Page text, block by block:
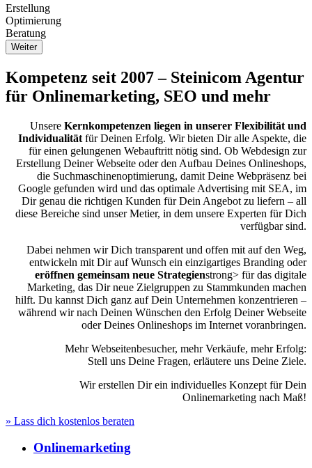
Erstellung
Erstellung
Optimierung
Optimierung
Bertaung
Beratung
Kompetenz seit 2007 – Steinicom Agentur
für Onlinemarketing, SEO und mehr
Unsere Kernkompetenzen liegen in unserer Flexibilität und
Individualität für Deinen Erfolg. Wir bieten Dir alle Aspekte, die
für einen gelungenen Webauftritt nötig sind. Ob Webdesign zur
Erstellung Deiner Webseite oder den Aufbau Deines Onlineshops,
die Suchmaschinenoptimierung, damit Deine Webpräsenz bei
Google gefunden wird und das optimale Advertising mit SEA, im
Dir genau die richtigen Kunden für Dein Angebot zu liefern – all
diese Bereiche sind unser Metier, in dem unsere Experten für Dich
verfügbar sind.
Dabei nehmen wir Dich transparent und offen mit auf den Weg,
entwickeln mit Dir auf Wunsch ein einzigartiges Branding oder
eröffnen gemeinsam neue Strategienstrong> für das digitale
Marketing, das Dir neue Zielgruppen zu Stammkunden machen
hilft. Du kannst Dich ganz auf Dein Unternehmen konzentrieren –
während wir nach Deinen Wünschen den Erfolg Deiner Webseite
oder Deines Onlineshops im Internet voranbringen.
Mehr Webseitenbesucher, mehr Verkäufe, mehr Erfolg:
Stell uns Deine Fragen, erläutere uns Deine Ziele.
Wir erstellen Dir ein individuelles Konzept für Dein
Onlinemarketing nach Maß!
» Lass dich kostenlos beraten
Onlinemarketing